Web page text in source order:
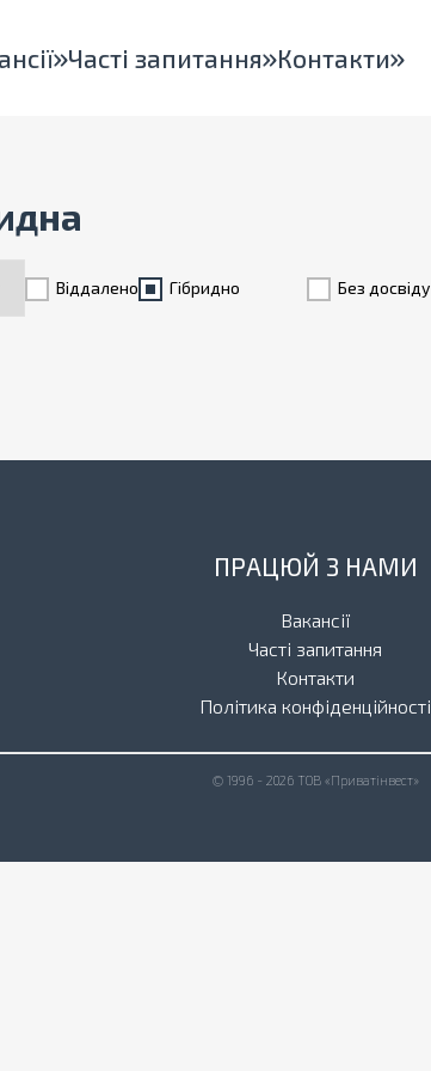
Часті запитання Контакти
Віддалено Гiбридно Без досвіду
ПРАЦЮЙ З НАМИ
Вакансії
Часті запитання
Контакти
Політика конфіденційності
© 1996 - 2026 ТОВ «Приватінвест»